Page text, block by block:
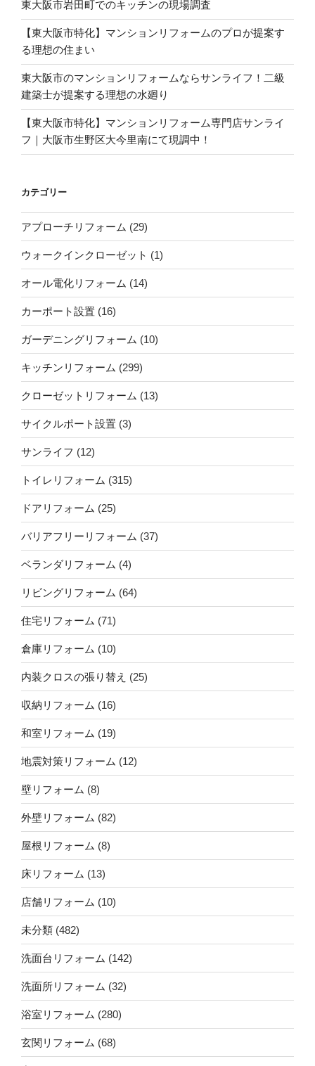
東大阪市岩田町でのキッチンの現場調査
【東大阪市特化】マンションリフォームのプロが提案す
る理想の住まい
東大阪市のマンションリフォームならサンライフ！二級
建築士が提案する理想の水廻り
【東大阪市特化】マンションリフォーム専門店サンライ
フ｜大阪市生野区大今里南にて現調中！
カテゴリー
アプローチリフォーム (29)
ウォークインクローゼット (1)
オール電化リフォーム (14)
カーポート設置 (16)
ガーデニングリフォーム (10)
キッチンリフォーム (299)
クローゼットリフォーム (13)
サイクルポート設置 (3)
サンライフ (12)
トイレリフォーム (315)
ドアリフォーム (25)
バリアフリーリフォーム (37)
ベランダリフォーム (4)
リビングリフォーム (64)
住宅リフォーム (71)
倉庫リフォーム (10)
内装クロスの張り替え (25)
収納リフォーム (16)
和室リフォーム (19)
地震対策リフォーム (12)
壁リフォーム (8)
外壁リフォーム (82)
屋根リフォーム (8)
床リフォーム (13)
店舗リフォーム (10)
未分類 (482)
洗面台リフォーム (142)
洗面所リフォーム (32)
浴室リフォーム (280)
玄関リフォーム (68)